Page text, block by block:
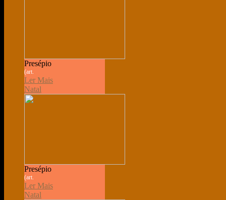
Presépio
(art.
Ler Mais
Natal
Presépio
(art.
Ler Mais
Natal